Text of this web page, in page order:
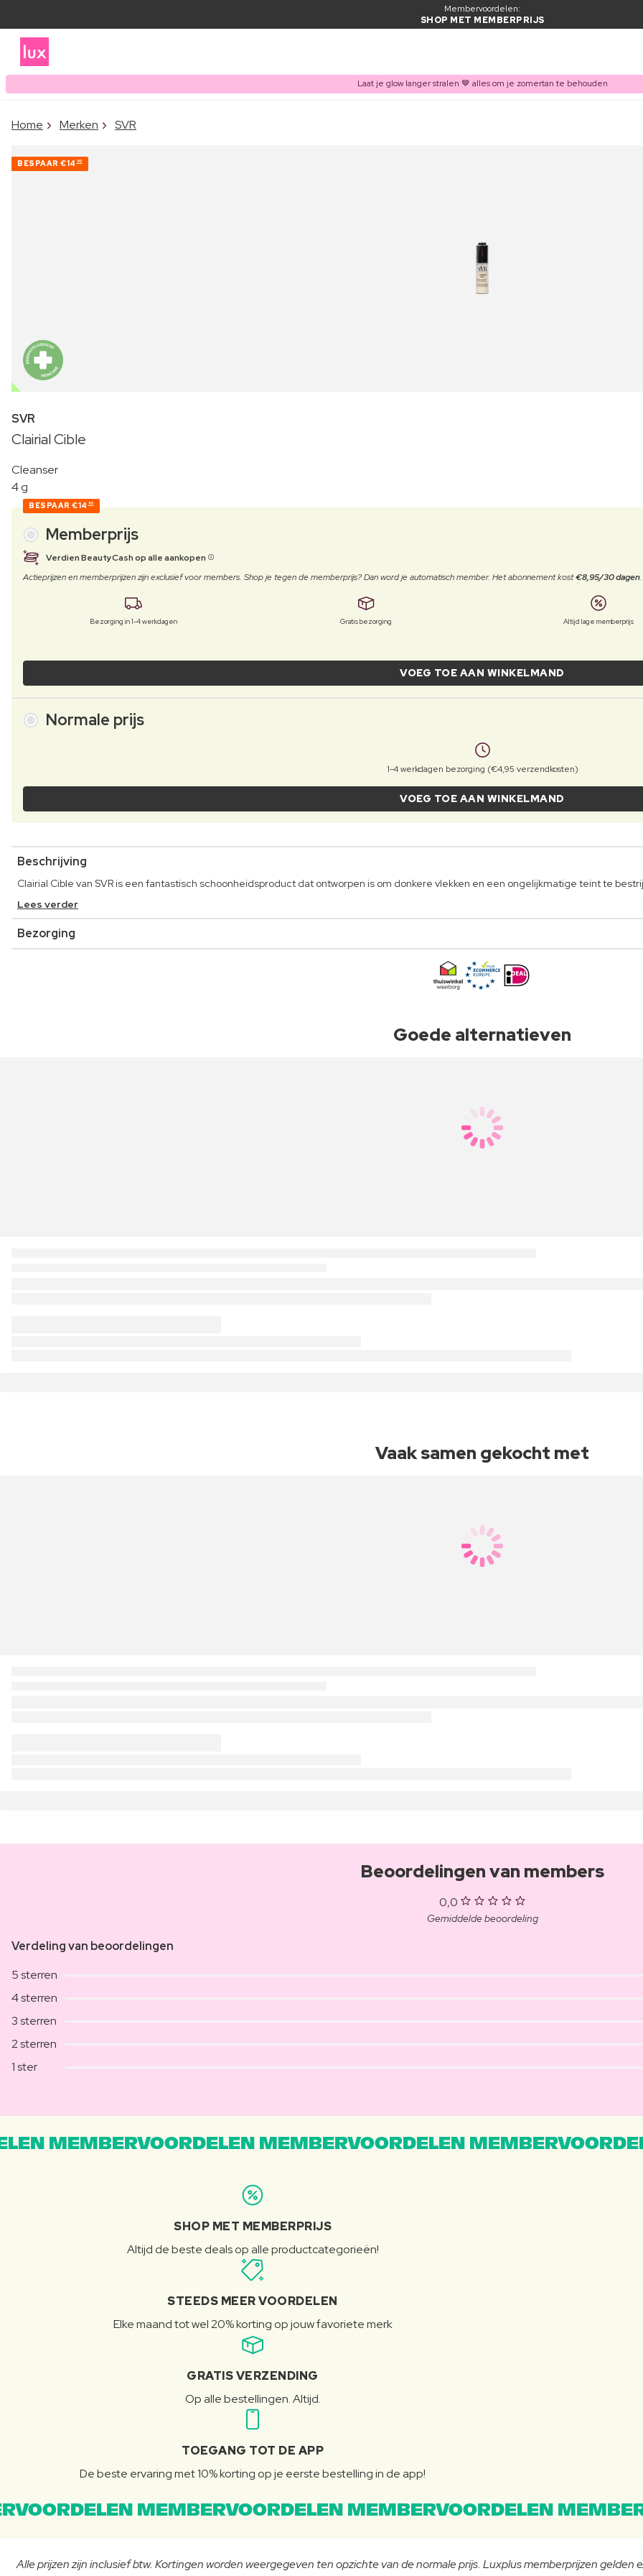
Membervoordelen:
SHOP MET MEMBERPRIJS
Laat je glow langer stralen 🤎 alles om je zomertan te behouden
Home Merken SVR
BESPAAR €14 80
OUTLET
SVR
Clairial Cible
Cleanser
4 g
BESPAAR €14 80
Memberprijs
Verdien BeautyCash op alle aankopen
Actieprijzen en memberprijzen zijn exclusief voor members. Shop je tegen de memberprijs? Dan word je automatisch member. Het abonnement kost€8,95/30 dagen
Bezorging in 1-4 werkdagen Gratis bezorging Altijd lage memberprijs
VOEG TOE AAN WINKELMAND
Normale prijs
1-4 werkdagen bezorging (€4,95 verzendkosten)
VOEG TOE AAN WINKELMAND
Beschrijving
Clairial Cible van SVR is een fantastisch schoonheidsproduct dat ontworpen is om donkere vlekken en een ongelijkmatige teint te
Lees verder
Bezorging
Goede alternatieven
Vaak samen gekocht met
Beoordelingen van members
0,0
Gemiddelde beoordeling
Verdeling van beoordelingen
5 sterren
4 sterren
3 sterren
2 sterren
1 ster
MEMBERVOORDELEN MEMBERVOORDELEN
SHOP MET MEMBERPRIJS
Altijd de beste deals op alle productcategorieën!
STEEDS MEER VOORDELEN
Elke maand tot wel 20% korting op jouw favoriete merk
GRATIS VERZENDING
Op alle bestellingen. Altijd.
TOEGANG TOT DE APP
De beste ervaring met 10% korting op je eerste bestelling in de app!
MEMBERVOORDELEN MEMBERVOORDELEN
Alle prijzen zijn inclusief btw. Kortingen worden weergegeven ten opzichte van de normale prijs. Luxplus memberprijzen